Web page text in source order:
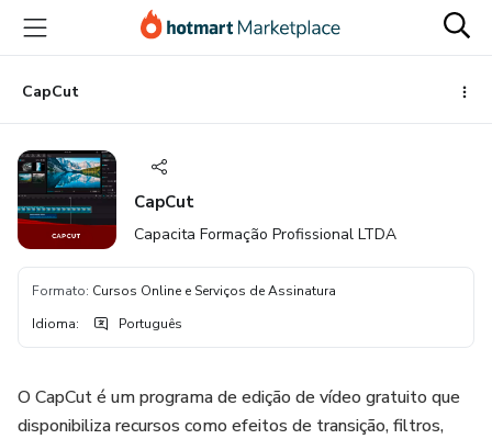
para
conteúdo
principal
para
pagamento
para
rodapéCapCut
CapCut
Capacita Formação Profissional LTDA
Formato: Cursos Online e Serviços de Assinatura
Idioma: Português
O CapCut é um programa de edição de vídeo gratuito que
disponibiliza recursos como efeitos de transição, filtros,